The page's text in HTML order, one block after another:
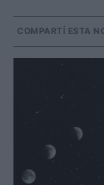
COMPARTÍ ESTA